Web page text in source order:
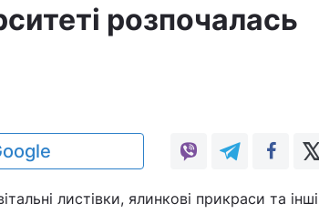
розпочалась
листівки, ялинкові прикраси та інші